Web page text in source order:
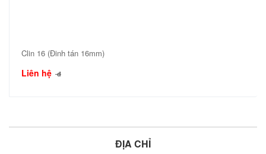
Clin 16 (Đinh tán 16mm)
Liên hệ đ
ĐỊA CHỈ